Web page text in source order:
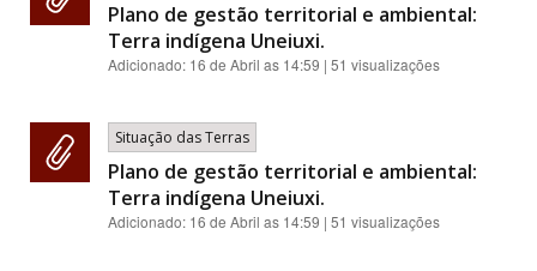
Plano de gestão territorial e ambiental:
Terra indígena Uneiuxi.
Adicionado: 16 de Abril as 14:59 | 51 visualizações
Situação das Terras
Plano de gestão territorial e ambiental:
Terra indígena Uneiuxi.
Adicionado: 16 de Abril as 14:59 | 51 visualizações